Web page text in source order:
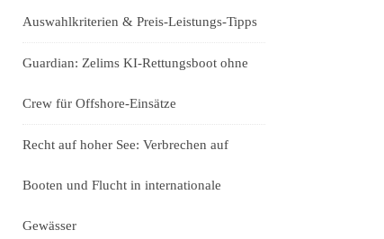
Auswahlkriterien & Preis-Leistungs-Tipps
Guardian: Zelims KI-Rettungsboot ohne
Crew für Offshore-Einsätze
Recht auf hoher See: Verbrechen auf
Booten und Flucht in internationale
Gewässer